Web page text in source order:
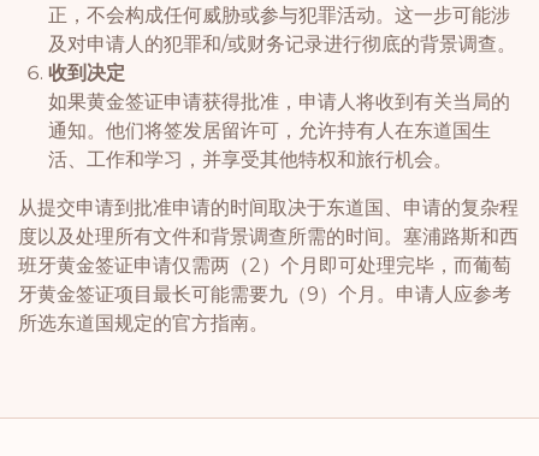
正，不会构成任何威胁或参与犯罪活动。这一步可能涉
及对申请人的犯罪和/或财务记录进行彻底的背景调查。
收到决定
如果黄金签证申请获得批准，申请人将收到有关当局的
通知。他们将签发居留许可，允许持有人在东道国生
活、工作和学习，并享受其他特权和旅行机会。
从提交申请到批准申请的时间取决于东道国、申请的复杂程
度以及处理所有文件和背景调查所需的时间。塞浦路斯和西
班牙黄金签证申请仅需两（2）个月即可处理完毕，而葡萄
牙黄金签证项目最长可能需要九（9）个月。申请人应参考
所选东道国规定的官方指南。